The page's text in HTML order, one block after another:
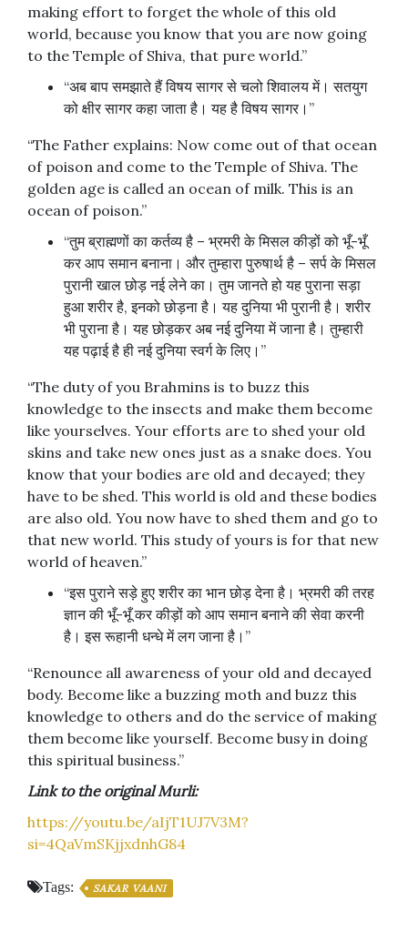
making effort to forget the whole of this old
world, because you know that you are now going
to the Temple of Shiva, that pure world.”
“अब बाप समझाते हैं विषय सागर से चलो शिवालय में। सतयुग
को क्षीर सागर कहा जाता है। यह है विषय सागर।”
“The Father explains: Now come out of that ocean
of poison and come to the Temple of Shiva. The
golden age is called an ocean of milk. This is an
ocean of poison.”
“तुम ब्राह्मणों का कर्तव्य है – भ्रमरी के मिसल कीड़ों को भूँ-भूँ
कर आप समान बनाना। और तुम्हारा पुरुषार्थ है – सर्प के मिसल
पुरानी खाल छोड़ नई लेने का। तुम जानते हो यह पुराना सड़ा
हुआ शरीर है, इनको छोड़ना है। यह दुनिया भी पुरानी है। शरीर
भी पुराना है। यह छोड़कर अब नई दुनिया में जाना है। तुम्हारी
यह पढ़ाई है ही नई दुनिया स्वर्ग के लिए।”
“The duty of you Brahmins is to buzz this
knowledge to the insects and make them become
like yourselves. Your efforts are to shed your old
skins and take new ones just as a snake does. You
know that your bodies are old and decayed; they
have to be shed. This world is old and these bodies
are also old. You now have to shed them and go to
that new world. This study of yours is for that new
world of heaven.”
“इस पुराने सड़े हुए शरीर का भान छोड़ देना है। भ्रमरी की तरह
ज्ञान की भूँ-भूँ कर कीड़ों को आप समान बनाने की सेवा करनी
है। इस रूहानी धन्धे में लग जाना है।”
“Renounce all awareness of your old and decayed
body. Become like a buzzing moth and buzz this
knowledge to others and do the service of making
them become like yourself. Become busy in doing
this spiritual business.”
Link to the original Murli:
https://youtu.be/aIjT1UJ7V3M?
si=4QaVmSKjjxdnhG84
Tags: SAKAR VAANI